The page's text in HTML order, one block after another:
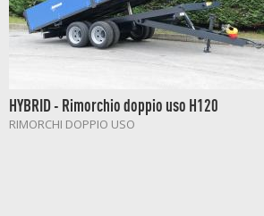
HYBRID - Rimorchio doppio uso H120
RIMORCHI DOPPIO USO